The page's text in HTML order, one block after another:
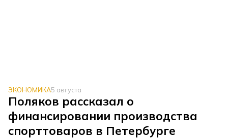
ЭКОНОМИКА5 августа
Поляков рассказал о
финансировании производства
спорттоваров в Петербурге